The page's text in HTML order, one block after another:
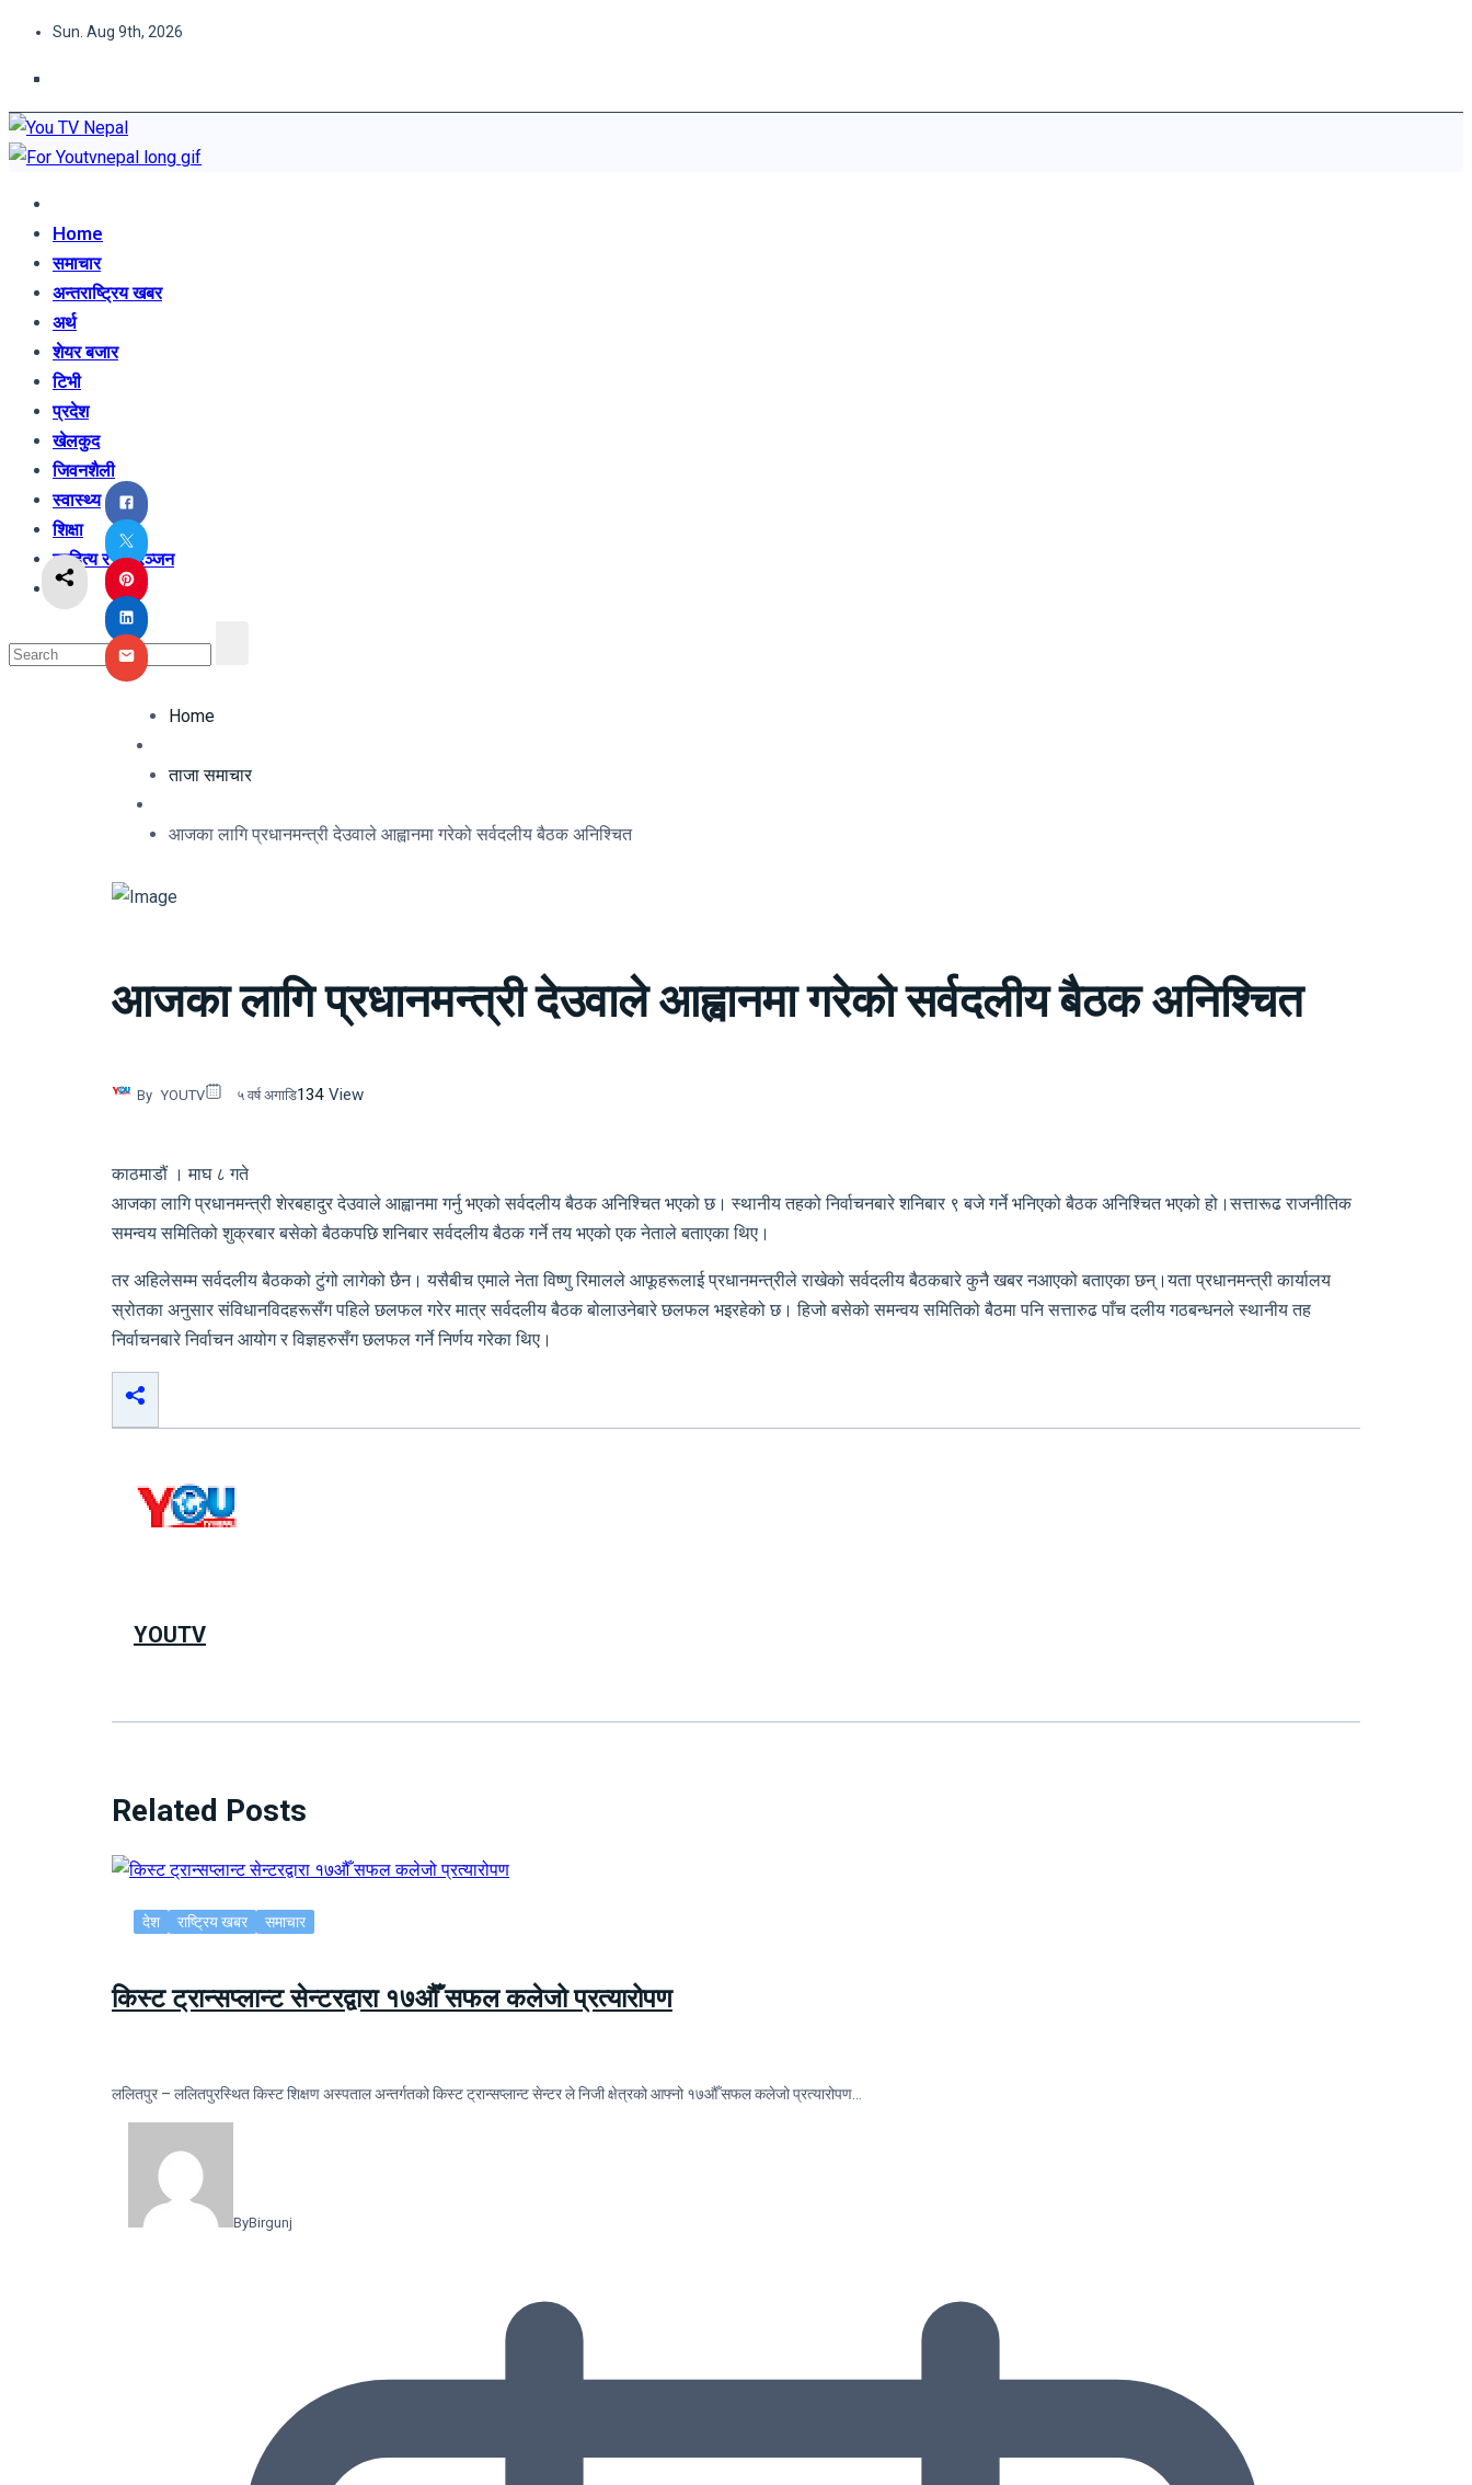
Skip
Sun. Aug 9th, 2026
Home
समाचार
अन्तराष्ट्रिय खबर
अर्थ
शेयर बजार
टिभी
प्रदेश
खेलकुद
जिवनशैली
स्वास्थ्य
शिक्षा
साहित्य र मनोरञ्जन
अन्य
Home
ताजा समाचार
आजका लागि प्रधानमन्त्री देउवाले आह्वानमा गरेको सर्वदलीय बैठक अनिश्चित
आजका लागि प्रधानमन्त्री देउवाले आह्वानमा गरेको सर्वदलीय बैठक अनिश्चित
By YOUTV ५ वर्ष अगाडि134 View
काठमाडौं । माघ ८ गते
आजका लागि प्रधानमन्त्री शेरबहादुर देउवाले आह्वानमा गर्नु भएको सर्वदलीय बैठक अनिश्चित भएको छ। स्थानीय तहको निर्वाचनबारे शनिबार ९ बजे गर्ने भनिएको बैठक अनिश्चित भएको हो।सत्तारूढ राजनीतिक
समन्वय समितिको शुक्रबार बसेको बैठकपछि शनिबार सर्वदलीय बैठक गर्ने तय भएको एक नेताले बताएका थिए।
तर अहिलेसम्म सर्वदलीय बैठकको टुंगो लागेको छैन। यसैबीच एमाले नेता विष्णु रिमालले आफूहरूलाई प्रधानमन्त्रीले राखेको सर्वदलीय बैठकबारे कुनै खबर नआएको बताएका छन्।यता प्रधानमन्त्री कार्यालय
स्रोतका अनुसार संविधानविदहरूसँग पहिले छलफल गरेर मात्र सर्वदलीय बैठक बोलाउनेबारे छलफल भइरहेको छ। हिजो बसेको समन्वय समितिको बैठमा पनि सत्तारुढ पाँच दलीय गठबन्धनले स्थानीय तह
निर्वाचनबारे निर्वाचन आयोग र विज्ञहरुसँग छलफल गर्ने निर्णय गरेका थिए।
YOUTV
Related Posts
देश राष्ट्रिय खबर समाचार
किस्ट ट्रान्सप्लान्ट सेन्टरद्वारा १७औँ सफल कलेजो प्रत्यारोपण
ललितपुर – ललितपुरस्थित किस्ट शिक्षण अस्पताल अन्तर्गतको किस्ट ट्रान्सप्लान्ट सेन्टर ले निजी क्षेत्रको आफ्नो १७औँ सफल कलेजो प्रत्यारोपण…
ByBirgunj